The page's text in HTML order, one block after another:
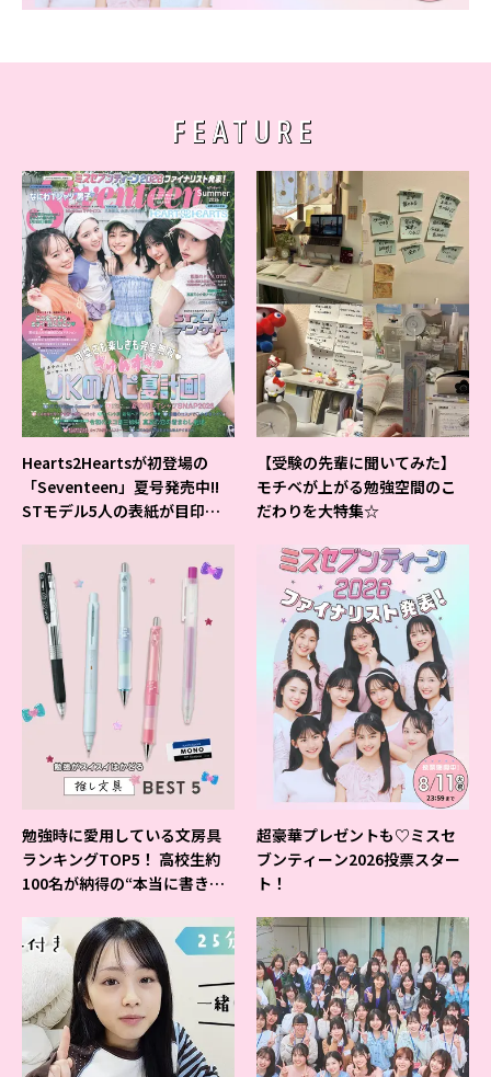
FEATURE
Hearts2Heartsが初登場の
「Seventeen」夏号発売中!!
STモデル5人の表紙が目印だ
【受験の先輩に聞いてみた】
モチベが上がる勉強空間のこ
だわりを大特集☆
勉強時に愛用している文房具
ランキングTOP5！ 高校生約
100名が納得の“本当に書きや
超豪華プレゼントも♡ミスセ
ブンティーン2026投票スター
ト！